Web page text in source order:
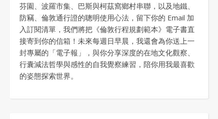
芬園、波羅市集、巴斯與柯茲窩鄉村串聯，以及地鐵、
防竊、倫敦通行證的聰明使用心法，留下你的 Email 加
入訂閱清單，我們將把《倫敦行程規劃範本》電子書直
接寄到你的信箱！未來每週日早晨，我還會為你送上一
封專屬的「電子報」，與你分享深度的在地文化觀察、
行囊減法哲學與感性的自我覺察練習，陪你用我最喜歡
的姿態探索世界。